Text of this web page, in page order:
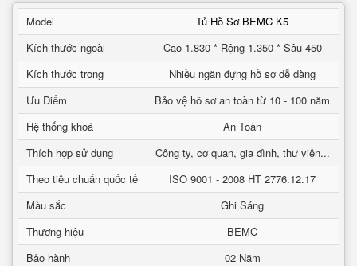
Model
Tủ Hồ Sơ BEMC K5
Kích thước ngoài
Cao 1.830 * Rộng 1.350 * Sâu 450
Kích thước trong
Nhiều ngăn đựng hồ sơ dễ dàng
Ưu Điểm
Bảo vệ hồ sơ an toàn từ 10 - 100 năm
Hệ thống khoá
An Toàn
Thích hợp sử dụng
Công ty, cơ quan, gia đình, thư viện...
Theo tiêu chuẩn quốc tế
ISO 9001 - 2008 HT 2776.12.17
Màu sắc
Ghi Sáng
Thương hiệu
BEMC
Bảo hành
02 Năm